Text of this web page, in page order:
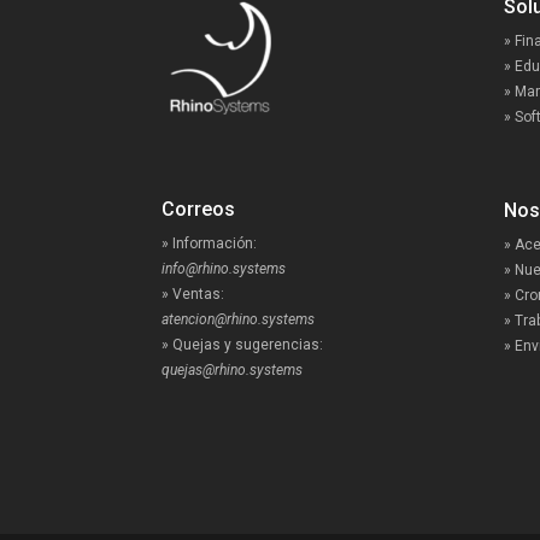
Correos
» Información:
info@rhino.systems
» Ventas:
atencion@rhino.systems
» Quejas y sugerencias:
quejas@rhino.systems
»
»
»
»
»
»
»
»
»